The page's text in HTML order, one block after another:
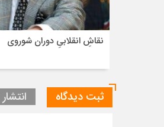
نقاشِ انقلابیِ دوران شوروی
ثبت دیدگاه انتشار